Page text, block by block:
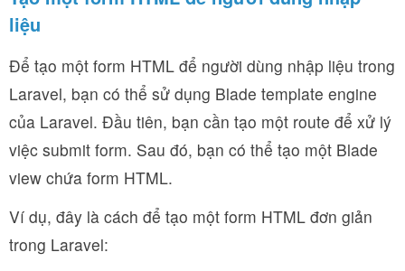
liệu
Để tạo một form HTML để người dùng nhập liệu trong
Laravel, bạn có thể sử dụng Blade template engine
của Laravel. Đầu tiên, bạn cần tạo một route để xử lý
việc submit form. Sau đó, bạn có thể tạo một Blade
view chứa form HTML.
Ví dụ, đây là cách để tạo một form HTML đơn giản
trong Laravel: